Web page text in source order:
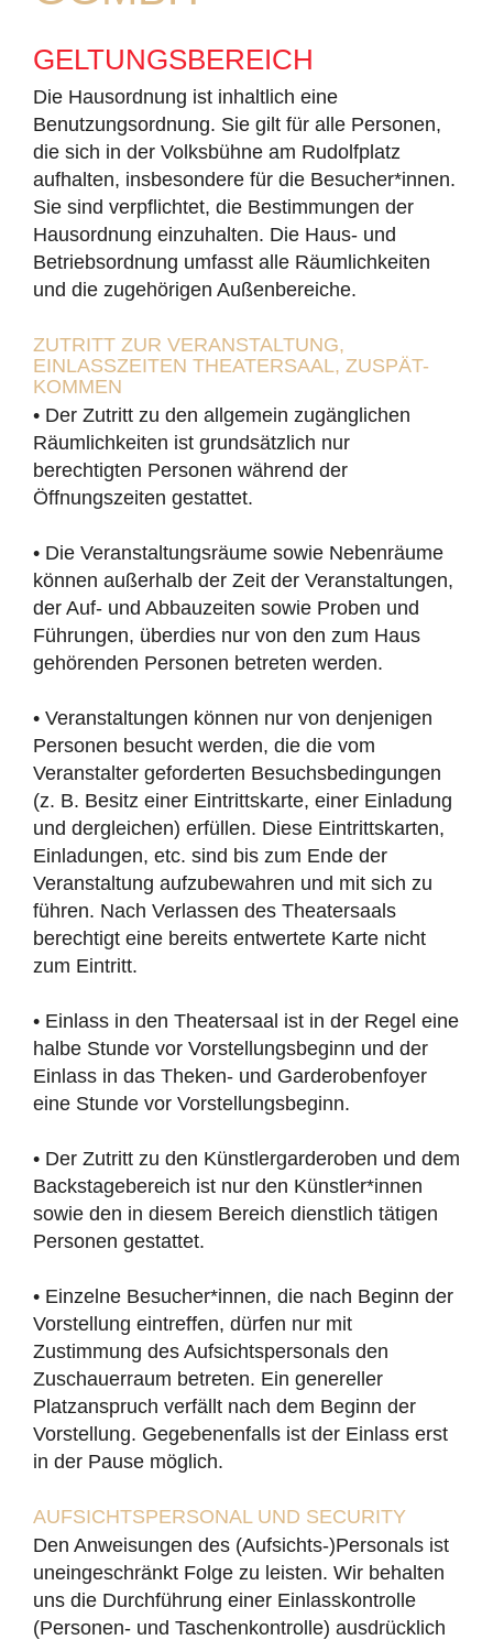
GELTUNGSBEREICH
Die Hausordnung ist inhaltlich eine
Benutzungsordnung. Sie gilt für alle Personen,
die sich in der Volksbühne am Rudolfplatz
aufhalten, insbesondere für die Besucher*innen.
Sie sind verpflichtet, die Bestimmungen der
Hausordnung einzuhalten. Die Haus- und
Betriebsordnung umfasst alle Räumlichkeiten
und die zugehörigen Außenbereiche.
ZUTRITT ZUR VERANSTALTUNG,
EINLASSZEITEN THEATERSAAL, ZUSPÄT-
KOMMEN
• Der Zutritt zu den allgemein zugänglichen
Räumlichkeiten ist grundsätzlich nur
berechtigten Personen während der
Öffnungszeiten gestattet.
• Die Veranstaltungsräume sowie Nebenräume
können außerhalb der Zeit der Veranstaltungen,
der Auf- und Abbauzeiten sowie Proben und
Führungen, überdies nur von den zum Haus
gehörenden Personen betreten werden.
• Veranstaltungen können nur von denjenigen
Personen besucht werden, die die vom
Veranstalter geforderten Besuchsbedingungen
(z. B. Besitz einer Eintrittskarte, einer Einladung
und dergleichen) erfüllen. Diese Eintrittskarten,
Einladungen, etc. sind bis zum Ende der
Veranstaltung aufzubewahren und mit sich zu
führen. Nach Verlassen des Theatersaals
berechtigt eine bereits entwertete Karte nicht
zum Eintritt.
• Einlass in den Theatersaal ist in der Regel eine
halbe Stunde vor Vorstellungsbeginn und der
Einlass in das Theken- und Garderobenfoyer
eine Stunde vor Vorstellungsbeginn.
• Der Zutritt zu den Künstlergarderoben und dem
Backstagebereich ist nur den Künstler*innen
sowie den in diesem Bereich dienstlich tätigen
Personen gestattet.
• Einzelne Besucher*innen, die nach Beginn der
Vorstellung eintreffen, dürfen nur mit
Zustimmung des Aufsichtspersonals den
Zuschauerraum betreten. Ein genereller
Platzanspruch verfällt nach dem Beginn der
Vorstellung. Gegebenenfalls ist der Einlass erst
in der Pause möglich.
AUFSICHTSPERSONAL UND SECURITY
Den Anweisungen des (Aufsichts-)Personals ist
uneingeschränkt Folge zu leisten. Wir behalten
uns die Durchführung einer Einlasskontrolle
(Personen- und Taschenkontrolle) ausdrücklich